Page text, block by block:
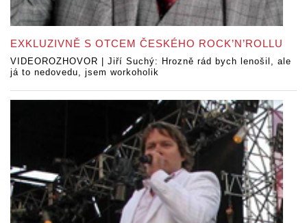
EXKLUZIVNĚ S OTCEM ČESKÉHO ROCK’N’ROLLU
VIDEOROZHOVOR | Jiří Suchý: Hrozně rád bych lenošil, ale
já to nedovedu, jsem workoholik